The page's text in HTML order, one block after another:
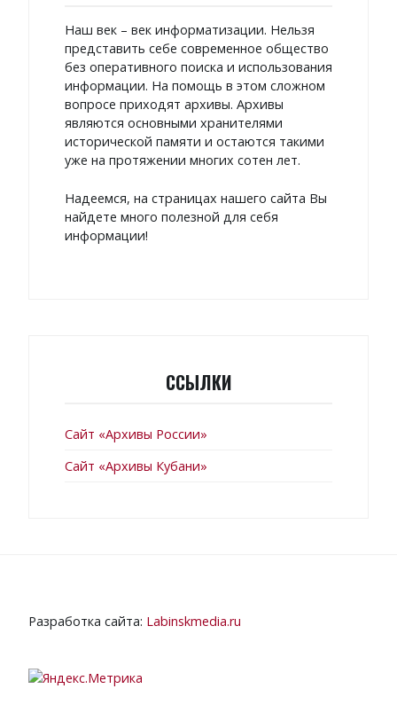
Наш век – век информатизации. Нельзя
представить себе современное общество
без оперативного поиска и использования
информации. На помощь в этом сложном
вопросе приходят архивы. Архивы
являются основными хранителями
исторической памяти и остаются такими
уже на протяжении многих сотен лет.
Надеемся, на страницах нашего сайта Вы
найдете много полезной для себя
информации!
ССЫЛКИ
Сайт «Архивы России»
Сайт «Архивы Кубани»
Разработка сайта: Labinskmedia.ru